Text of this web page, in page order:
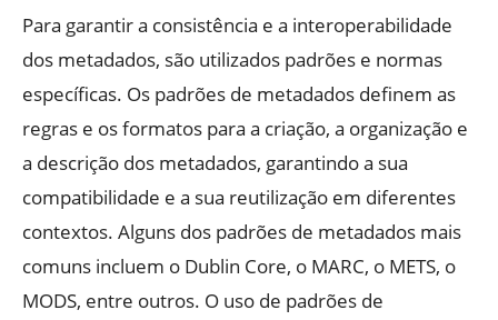
Para garantir a consistência e a interoperabilidade
dos metadados, são utilizados padrões e normas
específicas. Os padrões de metadados definem as
regras e os formatos para a criação, a organização e
a descrição dos metadados, garantindo a sua
compatibilidade e a sua reutilização em diferentes
contextos. Alguns dos padrões de metadados mais
comuns incluem o Dublin Core, o MARC, o METS, o
MODS, entre outros. O uso de padrões de